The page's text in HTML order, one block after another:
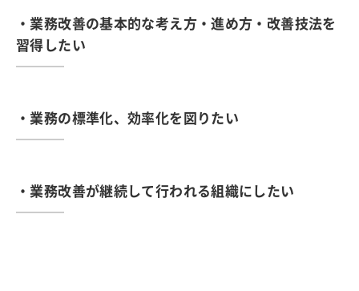
・業務改善の基本的な考え方・進め方・改善技法を
習得したい
・業務の標準化、効率化を図りたい
・業務改善が継続して行われる組織にしたい